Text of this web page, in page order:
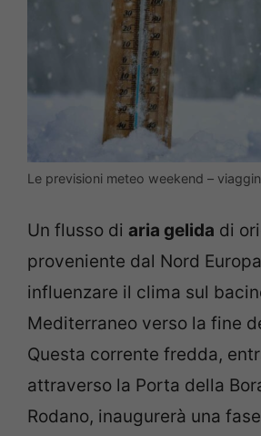
Le previsioni meteo weekend –
Un flusso di aria gelida di
proveniente dal Nord
influenzare il clima sul
Mediterraneo verso la fine
Questa corrente fredda,
attraverso la Porta della
Rodano, inaugurerà una